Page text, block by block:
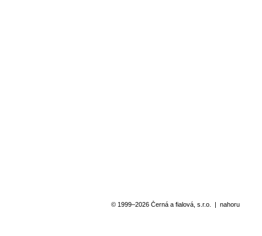
© 1999–2026 Černá a fialová, s.r.o. | nahoru